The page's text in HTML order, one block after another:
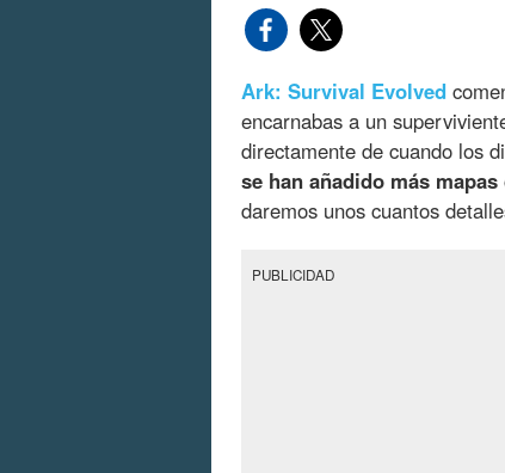
Ark: Survival Evolved
encarnabas a un
directamente de cuando los
se han añadido más
daremos unos cuantos
PUBLICIDAD